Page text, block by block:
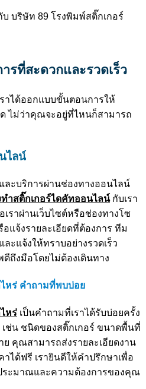
รที่สะดวกและรวดเร็ว
าได้ออกแบบขั้นตอนการให้
ไม่ว่าคุณจะอยู่ที่ไหนก็สามารถ
ไลน์
ะบริการผ่านช่องทางออนไลน์
ทำสติ๊กเกอร์ไดคัทออนไลน์กับเรา
ราผ่านเว็บไซต์หรือช่องทางโซ
แจ้งรายละเอียดที่ต้องการ ทีม
ละแจ้งให้ทราบอย่างรวดเร็ว
งมือโดยไม่ต้องเดินทาง
ไหร่ คำถามที่พบบ่อย
หร่ เป็นคำถามที่เราได้รับบ่อยครั้ง
ช่น ชนิดของสติ๊กเกอร์ ขนาดพื้นที่
คุณสามารถส่งรายละเอียดงาน
ได้ฟรี เรายินดีให้คำปรึกษาเพื่อ
ะมาณและความต้องการของคุณ